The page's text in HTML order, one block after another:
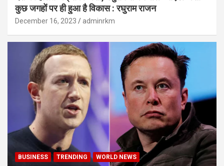
कुछ जगहों पर ही हुआ है विकास : रघुराम राजन
December 16, 2023 adminrkm
BUSINESS TRENDING WORLD NEWS